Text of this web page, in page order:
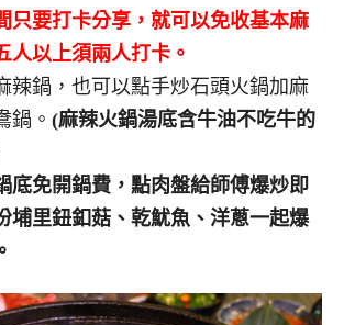
只要打卡分享，就可以免收基本麻
人以上須兩人打卡。
辣鍋，也可以點手炒石頭火鍋加麻
鍋。 (麻辣火鍋湯底含牛油不吃牛的
底免開鍋費，點肉盤給師傅爆炒即
埔里鈕釦菇、乾魷魚、洋蔥一起爆